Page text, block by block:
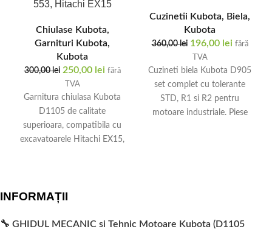
553, Hitachi EX15
Chiulase Kubota,
Garnituri Kubota,
Kubota
300,00lei 250,00 lei fără
TVA
Garnitura chiulasa Kubota
D1105 de calitate
superioara, compatibila cu
excavatoarele Hitachi EX15,
performanta optima a
disponibil cu livrare in 24-
Cuzinetii Kubota, Biela,
Kubota
360,00lei 196,00 lei fără
TVA
Cuzineti biela Kubota D905
set complet cu tolerante
STD, R1 si R2 pentru
motoare industriale. Piese
INFORMAȚII
🔧 GHIDUL MECANIC si Tehnic Motoare Kubota (D1105